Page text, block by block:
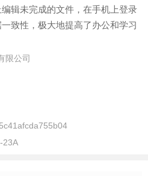
辑未完成的文件，在手机上登录
致性，极大地提高了办公和学习
限公司
23A